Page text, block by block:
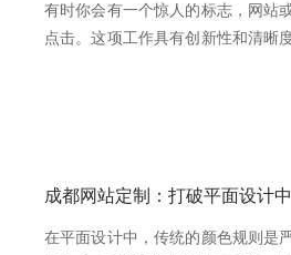
有时你会有一个惊人的标志，网站
点击。这项工作具有创新性和清晰
的设计并不仅仅是那些看起来时尚
在平面设计中，传统的颜色规则是